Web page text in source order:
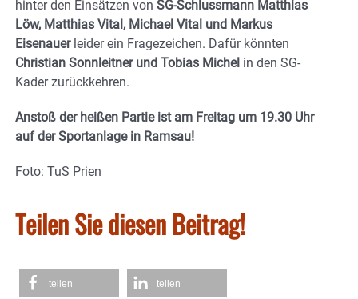
hinter den Einsätzen von SG-Schlussmann Matthias
Löw, Matthias Vital, Michael Vital und Markus
Eisenauerleider ein Fragezeichen. Dafür könnten
Christian Sonnleitner und Tobias Michel in den SG-
Kader zurückkehren.
Anstoß der heißen Partie ist am Freitag um 19.30 Uhr
auf der Sportanlage in Ramsau!
Foto: TuS Prien
Teilen Sie diesen Beitrag!
teilen teilen